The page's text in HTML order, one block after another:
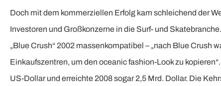
Doch mit dem kommerziellen Erfolg kam schleichend der
Investoren und Großkonzerne in die Surf- und
„Blue Crush“ 2002 massenkompatibel – „nach Blue
Einkaufszentren, um den oceanic fashion-Look zu
US-Dollar und erreichte 2008 sogar 2,5 Mrd. Dollar. Die